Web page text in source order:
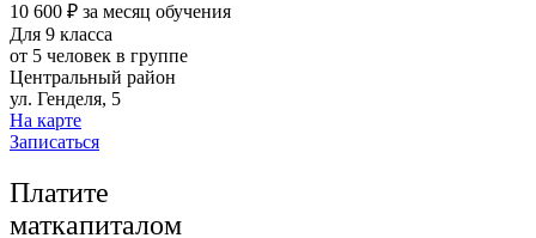
10 600 ₽ за месяц обучения
Для 9 класса
от 5 человек в группе
Центральный район
ул. Генделя, 5
На карте
Записаться
Платите
маткапиталом